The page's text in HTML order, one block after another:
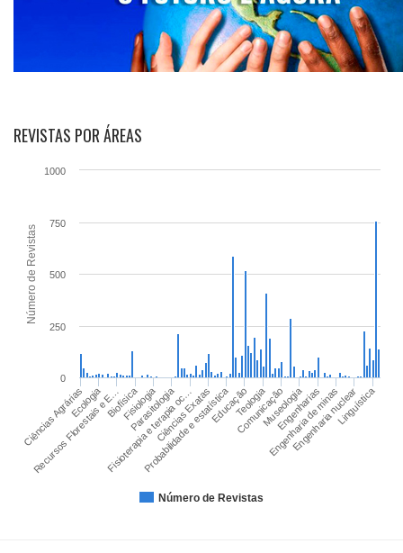
REVISTAS POR ÁREAS
Número de Revistas
Número de Revistas
Ciências Agrárias Parasitologia Teologia Engenharia nuclear
Ecologia
Recursos Florestais e E…BiofísicaFisiologia
Fisioterapia e terapia oc…
Ciências Exatas
Probabilidade e estatísticaEducaçãoComunicação
Museologia
Engenharias
Engenharia de minasLinguística
0
250
500
750
1000